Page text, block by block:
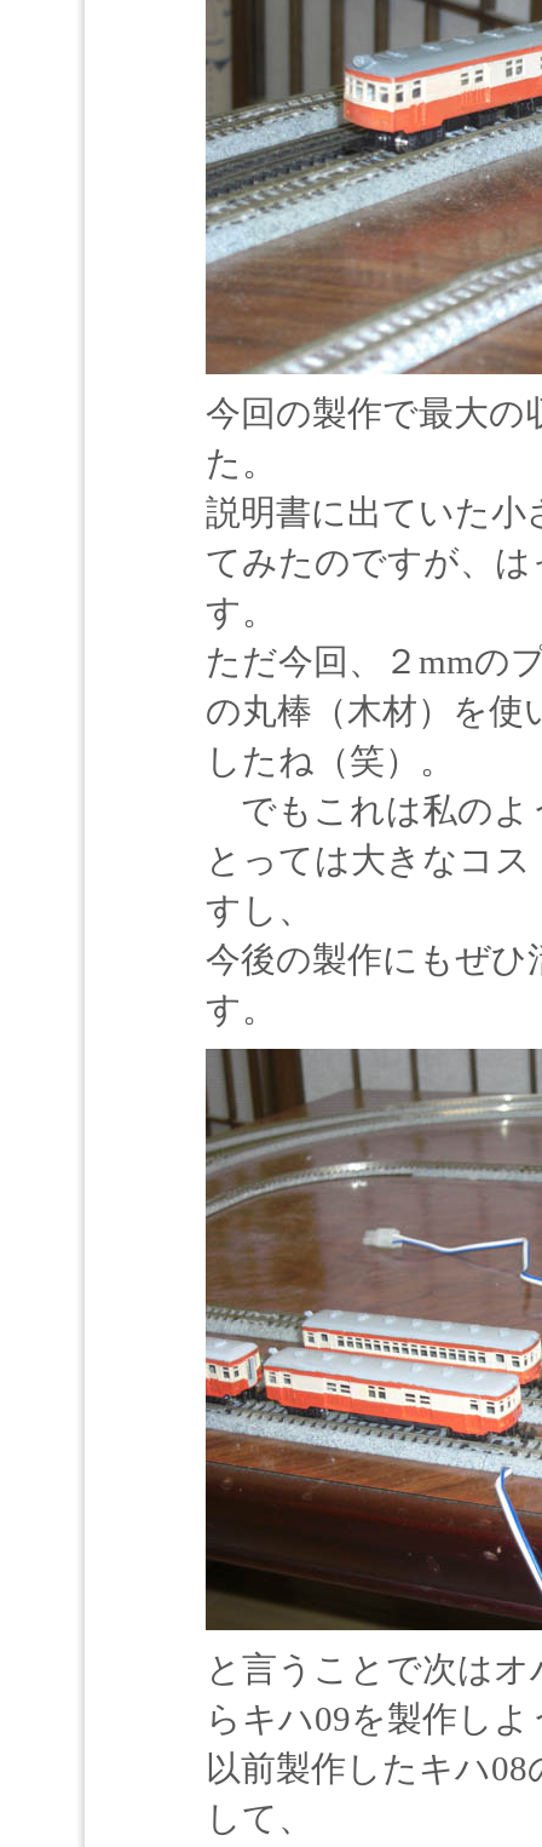
今回の製作で最大
た。
説明書に出ていた小
てみたのですが、
す。
ただ今回、２mmの
の丸棒（木材）を使
したね（笑）。
でもこれは私のよ
とっては大きなコ
すし、
今後の製作にもぜ
す。
と言うことで次は
らキハ09を製作し
以前製作したキハ
して、